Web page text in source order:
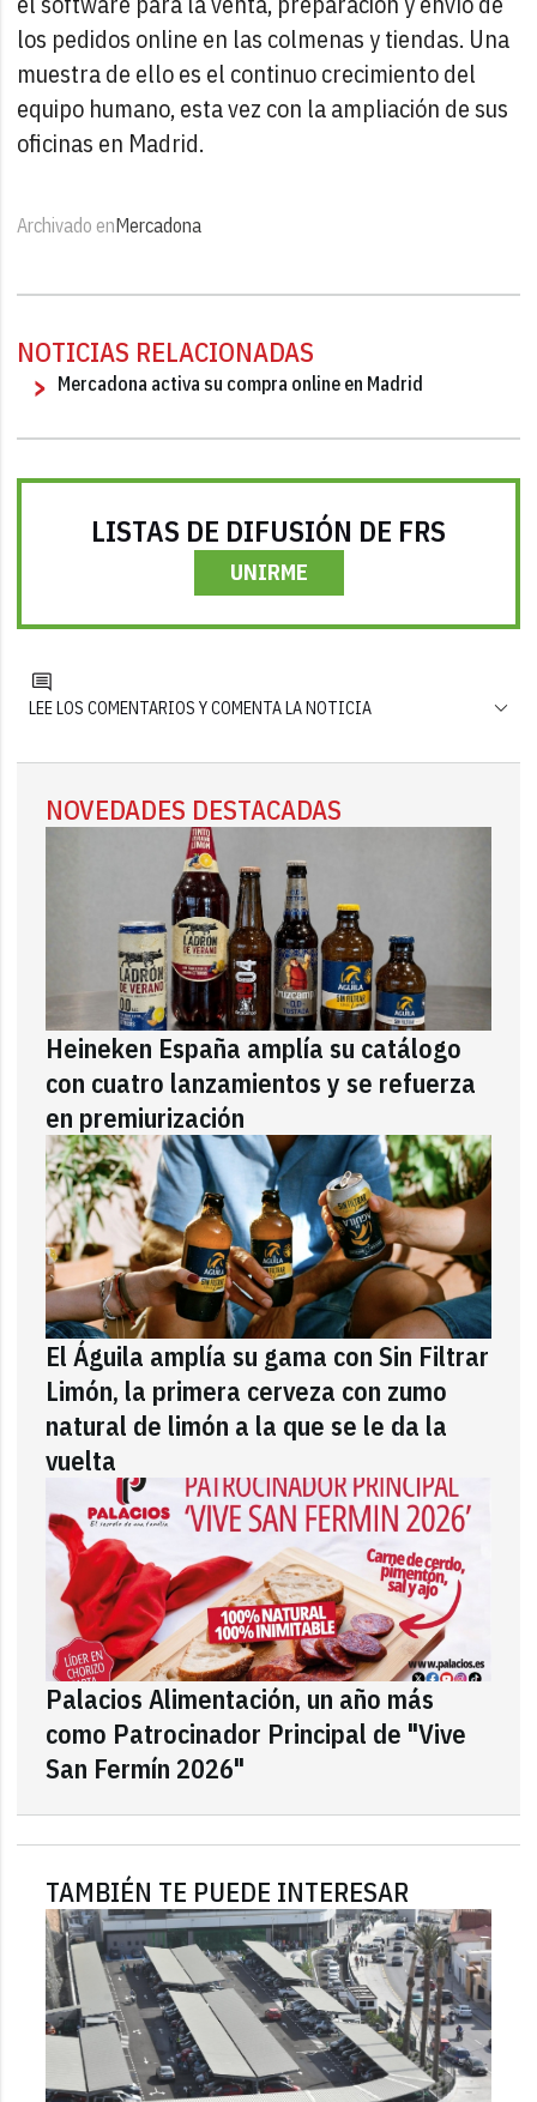
los pedidos online en las colmenas y tiendas. Una
muestra de ello es el continuo crecimiento del
equipo humano, esta vez con la ampliación de sus
oficinas en Madrid.
Archivado enMercadona
NOTICIAS RELACIONADAS
Mercadona activa su compra online en Madrid
LISTAS DE DIFUSIÓN DE FRS
UNIRME
LEE LOS COMENTARIOS Y COMENTA LA NOTICIA
NOVEDADES DESTACADAS
Heineken España amplía su catálogo
con cuatro lanzamientos y se refuerza
en premiurización
El Águila amplía su gama con Sin Filtrar
Limón, la primera cerveza con zumo
natural de limón a la que se le da la
vuelta
Palacios Alimentación, un año más
como Patrocinador Principal de "Vive
San Fermín 2026"
TAMBIÉN TE PUEDE INTERESAR